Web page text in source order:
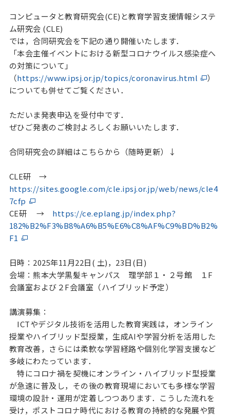
コンピュータと教育研究会(CE)と教育学習支援情報システ
ム研究会 (CLE)
では，合同研究会を下記の通り開催いたします．
「本会主催イベントにおける新型コロナウイルス感染症へ
の対策について」
（https://www.ipsj.or.jp/topics/coronavirus.html
）
についても併せてご覧ください．
ただいま発表申込を受付中です．
ぜひご発表のご検討よろしくお願いいたします．
合同研究会の詳細はこちらから（随時更新）↓
CLE研 →
https://sites.google.com/cle.ipsj.or.jp/web/news/cle4
7cfp
CE研 → https://ce.eplang.jp/index.php?
182%B2%F3%B8%A6%B5%E6%C8%AF%C9%BD%B2%
F1
日時：2025年11月22日( 土)，23日(日)
会場：熊本大学黒髪キャンパス 理学部１・２号館 １F
会議室および２F会議室（ハイブリッド予定）
講演募集：
ICTやデジタル技術を活用した教育実践は，オンライン
授業やハイブリッド型授業，生成AIや学習分析を活用した
教育改善，さらには柔軟な学習経路や個別化学習支援など
多岐にわたっています．
特にコロナ禍を契機にオンライン・ハイブリッド型授業
が急速に普及し，その後の教育現場においても多様な学習
環境の設計・運用が定着しつつあります．こうした流れを
受け，ポストコロナ時代における教育の持続的な発展や質